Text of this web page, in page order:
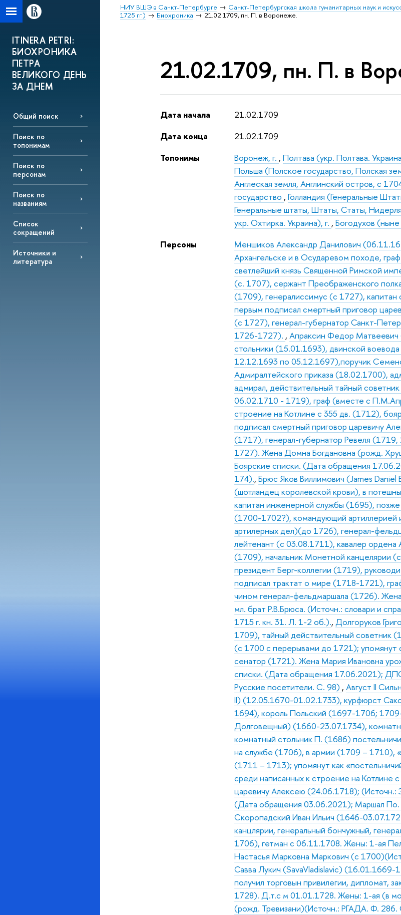
НИУ ВШЭ в Санкт-Петербурге Санкт-Петербургская школа гуманитарных наук и
1725 гг.)
Биохроника 21.02.1709, пн. П. в Воронеже.
ITINERA PETRI:
БИОХРОНИКА
ПЕТРА
ВЕЛИКОГО ДЕНЬ
ЗА ДНЕМ
Общий поиск
Поиск по
топонимам
Поиск по
персонам
Поиск по
названиям
Список
сокращений
Источники и
литература
21.02.1709, пн. П. в
Дата начала
21.02.1709
Дата конца
21.02.1709
Топонимы
Воронеж, г. ,Полтава (укр. Полтава.
Польша (Полское государство, Полская
Англеская земля, Англинский остров, с
государство ,Голландия (Генеральные
Генеральные штаты, Штаты, Статы,
укр. Охтирка. Украина), г. ,Богодухов (ныне
Персоны
Меншиков Александр Данилович
Архангельске и в Осударевом походе,
светлейший князь Священной Римской
(с. 1707), сержант Преображенского
(1709), генералиссимус (с 1727),
первым подписал смертный приговор
(с 1727), генерал-губернатор Санкт-
1726-1727). ,Апраксин Федор Матвеевич
стольники (15.01.1693), двинской
12.12.1693 по 05.12.1697),поручик
Адмиралтейского приказа (18.02.1700),
адмирал, действительный тайный
06.02.1710 - 1719), граф (вместе с
строение на Котлине с 355 дв. (1712),
подписал смертный приговор царевичу
(1717), генерал-губернатор Ревеля
1727). Жена Домна Богдановна (рожд.
Боярские списки. (Дата обращения
174).,Брюс Яков Виллимович (James
(шотландец королевской крови), в
капитан инженерной службы (1695),
(1700-1702?), командующий артиллерией
артилерных дел)(до 1726), генерал-
лейтенант (с 03.08.1711), кавалер ордена
(1709), начальник Монетной канцелярии
президент Берг-коллегии (1719),
подписал трактат о мире (1718-1721),
чином генерал-фельдмаршала (1726).
мл. брат Р.В.Брюса. (Источн.: словари и
1715 г. кн. 31. Л. 1-2 об.).,Долгоруков
1709), тайный действительный советник
(с 1700 с перерывами до 1721); упомянут
сенатор (1721). Жена Мария Ивановна
списки. (Дата обращения 17.06.2021);
Русские посетители. С. 98) ,Август II
II) (12.05.1670-01.02.1733), курфюрст
1694), король Польский (1697-1706;
Долговещный) (1660-23.07.1734),
комнатный стольник П. (1686)
на службе (1706), в армии (1709 – 1710),
(1711 – 1713); упомянут как
среди написанных к строение на Котлине
царевичу Алексею (24.06.1718); (Источн.:
(Дата обращения 03.06.2021); Маршал
Скоропадский Иван Ильич (1646-
канцлярии, генеральный бончужный,
1706), гетман с 06.11.1708. Жены: 1-ая
Настасья Марковна Маркович (с
Савва Лукич (SavaVladislavic) (16.01.1669-
получил торговын привилегии, дипломат,
1728). Д.т.с м 01.01.1728. Жены: 1-ая (в
(рожд. Тревизани)(Источн.: РГАДА. Ф.